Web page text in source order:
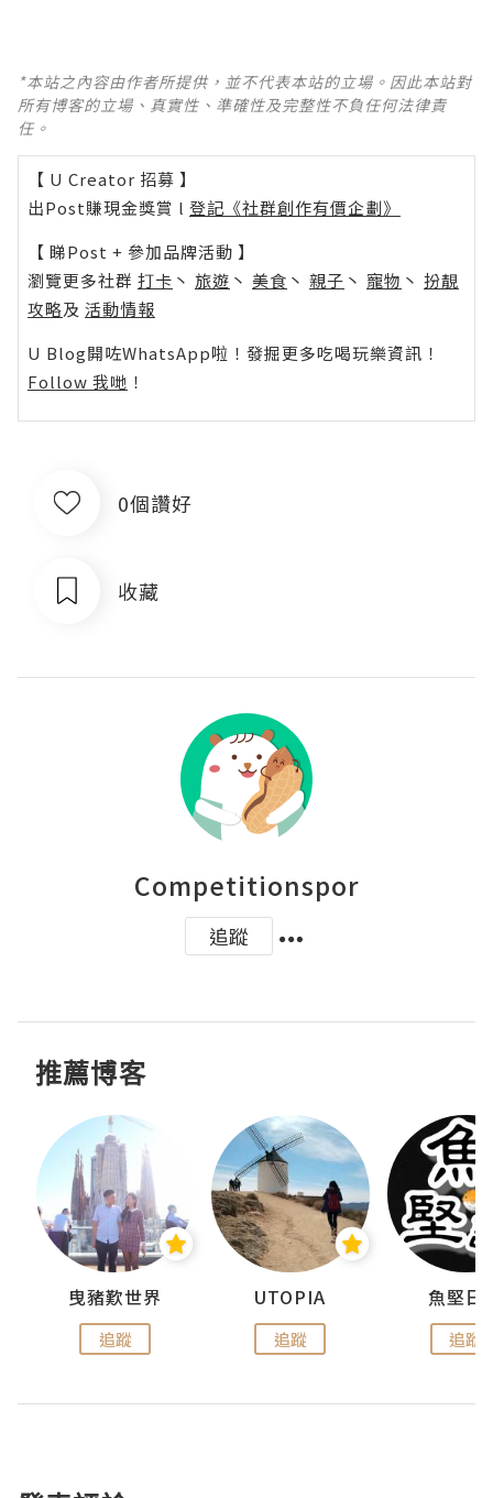
*本站之內容由作者所提供，並不代表本站的立場。因此本站對
所有博客的立場、真實性、準確性及完整性不負任何法律責
任。
【 U Creator 招募 】
出Post賺現金獎賞 l 登記《社群創作有價企劃》
【 睇Post + 參加品牌活動 】
瀏覽更多社群 打卡 丶 旅遊 丶 美食 丶 親子 丶 寵物 丶 扮靚
攻略及 活動情報
U Blog開咗WhatsApp啦！發掘更多吃喝玩樂資訊！
Follow 我哋 ！
0個讚好
收藏
Competitionspor
追蹤
推薦博客
曳豬歎世界
追蹤
UTOPIA
追蹤
魚堅日
追蹤